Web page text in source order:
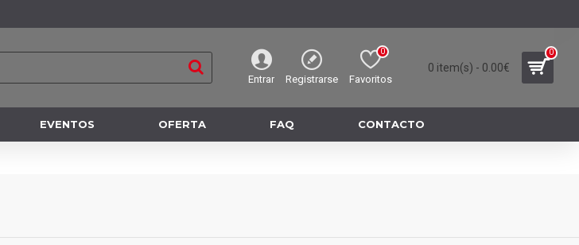
Entrar Registrarse Favoritos
0
0 item(s) - 0.00€
0
EVENTOS OFERTA FAQ CONTACTO